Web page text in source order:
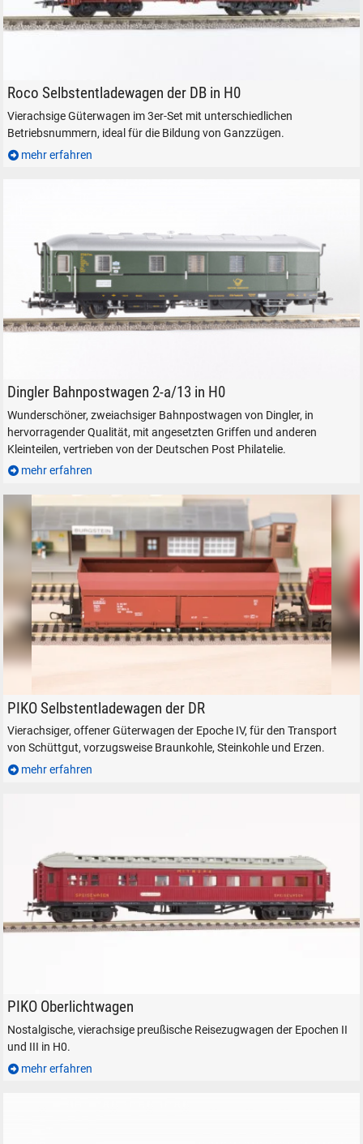
Roco Selbstentladewagen der DB, Artikel 67082, in H0.
Roco Selbstentladewagen der DB in H0
Vierachsige Güterwagen im 3er-Set mit unterschiedlichen
Betriebsnummern, ideal für die Bildung von Ganzzügen.
mehr erfahren
Dingler Bahnpostwagen 2-a/13 der Deutschen Post in H0
Dingler Bahnpostwagen 2-a/13 in H0
Wunderschöner, zweiachsiger Bahnpostwagen von Dingler, in
hervorragender Qualität, mit angesetzten Griffen und anderen
Kleinteilen, vertrieben von der Deutschen Post Philatelie.
mehr erfahren
PIKO Selbstentladewagen in H0 - im Original-Zustand
PIKO Selbstentladewagen der DR
Vierachsiger, offener Güterwagen der Epoche IV, für den Transport
von Schüttgut, vorzugsweise Braunkohle, Steinkohle und Erzen.
mehr erfahren
PIKO Prefo SCHICHT Oberlichtwagen MITROPA in H0
PIKO Oberlichtwagen
Nostalgische, vierachsige preußische Reisezugwagen der Epochen II
und III in H0.
mehr erfahren